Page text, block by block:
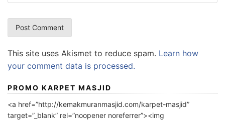
This site uses Akismet to reduce spam. Learn how
your comment data is processed.
PROMO KARPET MASJID
<a href=”http://kemakmuranmasjid.com/karpet-masjid”
target=”_blank” rel=”noopener noreferrer”><img